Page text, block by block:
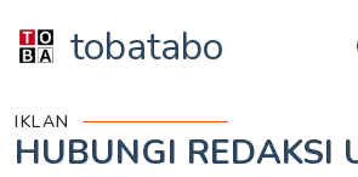
tobatabo
IKLAN
HUBUNGI REDAKSI